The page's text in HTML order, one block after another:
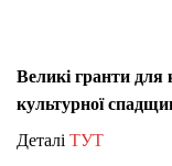
Великі гранти для
культурної
Деталі ТУТ